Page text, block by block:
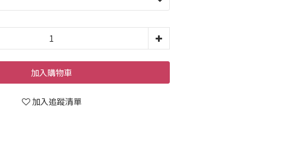
加入購物車
加入追蹤清單